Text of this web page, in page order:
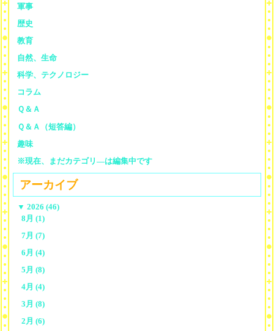
軍事
歴史
教育
自然、生命
科学、テクノロジー
コラム
Ｑ＆Ａ
Ｑ＆Ａ（短答編）
趣味
※現在、まだカテゴリ—は編集中です
アーカイブ
▼ 2026 (46)
8月 (1)
7月 (7)
6月 (4)
5月 (8)
4月 (4)
3月 (8)
2月 (6)